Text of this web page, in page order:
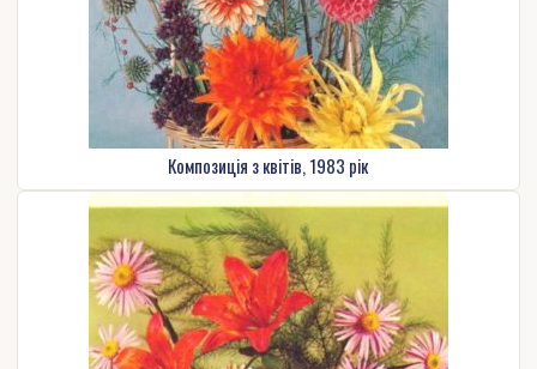
Композиція з квітів, 1983 рік